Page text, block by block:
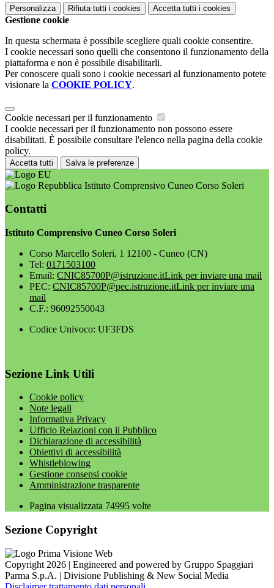
Personalizza Rifiuta tutti i cookies Accetta tutti i cookies
Gestione cookie
In questa schermata è possibile scegliere quali cookie consentire.
I cookie necessari sono quelli che consentono il funzionamento della
piattaforma e non è possibile disabilitarli.
Per conoscere quali sono i cookie necessari al funzionamento potete
visionare la COOKIE POLICY.
Cookie necessari per il funzionamento
I cookie necessari per il funzionamento non possono essere
disabilitati. È possibile consultare l'elenco nella pagina della cookie
policy.
Accetta tutti Salva le preferenze
Istituto Comprensivo Cuneo Corso Soleri
Contatti
Istituto Comprensivo Cuneo Corso Soleri
Corso Marcello Soleri, 1 12100 - Cuneo (CN)
Tel: 0171503100
Email: CNIC85700P@istruzione.itLink per inviare una mail
PEC: CNIC85700P@pec.istruzione.itLink per inviare una
mail
C.F.: 96092550043
Codice Univoco: UF3FDS
Sezione Link Utili
Cookie policy
Note legali
Informativa Privacy
Ufficio Relazioni con il Pubblico
Dichiarazione di accessibilità
Obiettivi di accessibilità
Whistleblowing
Gestione consensi cookie
Amministrazione trasparente
Pagina visualizzata 74995 volte
Sezione Copyright
Copyright 2026 | Engineered and powered by Gruppo Spaggiari
Parma S.p.A. | Divisione Publishing & New Social Media